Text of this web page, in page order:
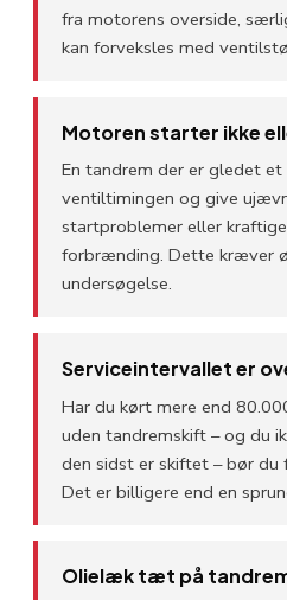
fra motorens overside,
kan forveksles med
Motoren starter ikke
En tandrem der er gledet
ventiltimingen og give
startproblemer eller
forbrænding. Dette kræver
undersøgelse.
Serviceintervallet er
Har du kørt mere end
uden tandremskift – og du
den sidst er skiftet – bør
Det er billigere end en
Olielæk tæt på